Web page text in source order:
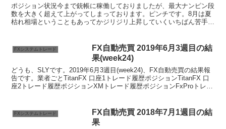
ポジション状況今まで銃帳に稼働しておりましたが、最大ナンピン段
数を大きく超えて上がってしまっております。ピンチです。8月は夏
枯れ相場ということもあってかジリジリ上昇していくいちばん苦手な
FXシステムトレード
FX自動売買 2019年6月3週目の結
果(week24)
どうも、SLYです。2019年6月3週目(week24)、FX自動売買の結果報
告です。業者ごとTitanFX 口座1トレード履歴ポジションTitanFX 口
座2トレード履歴ポジションXMトレード履歴ポジションFxProトレー
FXシステムトレード
FX自動売買 2018年7月1週目の結
果